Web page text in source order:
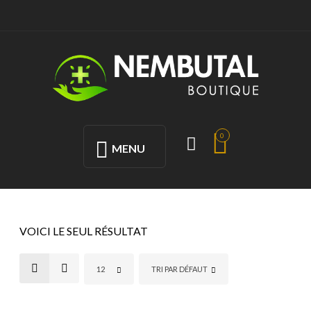
MENU
0
VOICI LE SEUL RÉSULTAT
12 TRI PAR DÉFAUT